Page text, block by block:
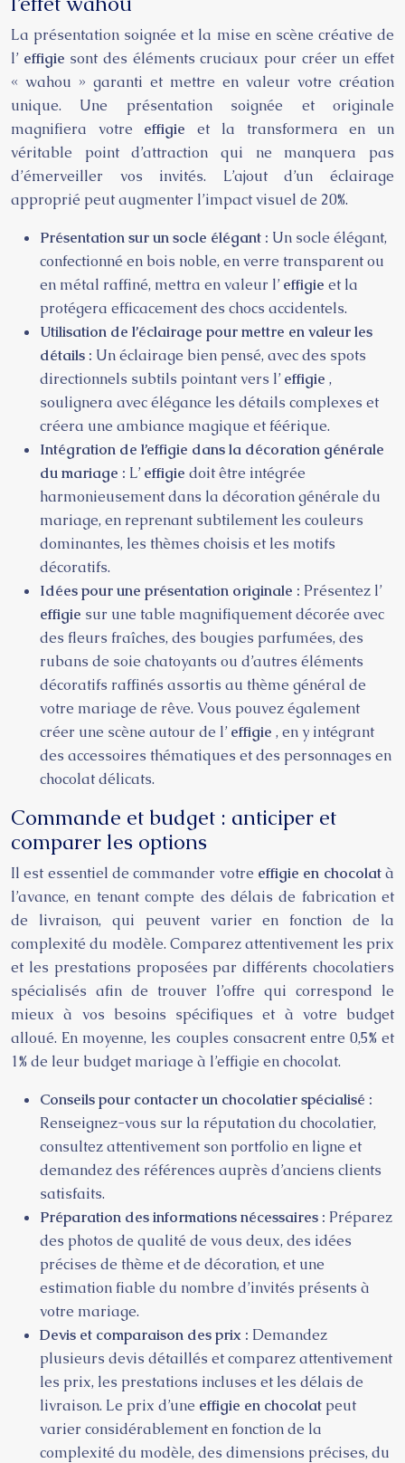
La présentation soignée et la mise en scène créative de
l’ effigie sont des éléments cruciaux pour créer un effet
« wahou » garanti et mettre en valeur votre création
unique. Une présentation soignée et originale
magnifiera votre effigieet la transformera en un
véritable point d’attraction qui ne manquera pas
d’émerveiller vos invités. L’ajout d’un éclairage
approprié peut augmenter l’impact visuel de 20%.
Présentation sur un socle élégant : Un socle élégant,
confectionné en bois noble, en verre transparent ou
en métal raffiné, mettra en valeur l’ effigie et la
protégera efficacement des chocs accidentels.
Utilisation de l’éclairage pour mettre en valeur les
détails : Un éclairage bien pensé, avec des spots
directionnels subtils pointant vers l’ effigie ,
soulignera avec élégance les détails complexes et
créera une ambiance magique et féérique.
Intégration de l’effigie dans la décoration générale
du mariage : L’ effigie doit être intégrée
harmonieusement dans la décoration générale du
mariage, en reprenant subtilement les couleurs
dominantes, les thèmes choisis et les motifs
décoratifs.
Idées pour une présentation originale : Présentez l’
effigie sur une table magnifiquement décorée avec
des fleurs fraîches, des bougies parfumées, des
rubans de soie chatoyants ou d’autres éléments
décoratifs raffinés assortis au thème général de
votre mariage de rêve. Vous pouvez également
créer une scène autour de l’ effigie , en y intégrant
des accessoires thématiques et des personnages en
chocolat délicats.
Commande et budget : anticiper et
comparer les options
Il est essentiel de commander votre effigie en chocolatà
l’avance, en tenant compte des délais de fabrication et
de livraison, qui peuvent varier en fonction de la
complexité du modèle. Comparez attentivement les prix
et les prestations proposées par différents chocolatiers
spécialisés afin de trouver l’offre qui correspond le
mieux à vos besoins spécifiques et à votre budget
alloué. En moyenne, les couples consacrent entre 0,5% et
1% de leur budget mariage à l’effigie en chocolat.
Conseils pour contacter un chocolatier spécialisé :
Renseignez-vous sur la réputation du chocolatier,
consultez attentivement son portfolio en ligne et
demandez des références auprès d’anciens clients
satisfaits.
Préparation des informations nécessaires : Préparez
des photos de qualité de vous deux, des idées
précises de thème et de décoration, et une
estimation fiable du nombre d’invités présents à
votre mariage.
Devis et comparaison des prix : Demandez
plusieurs devis détaillés et comparez attentivement
les prix, les prestations incluses et les délais de
livraison. Le prix d’une effigie en chocolat peut
varier considérablement en fonction de la
complexité du modèle, des dimensions précises, du